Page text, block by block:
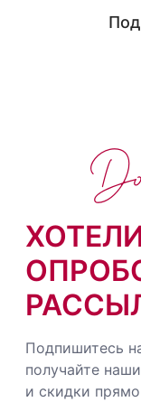
Подпишитесь
получайте
и скидки